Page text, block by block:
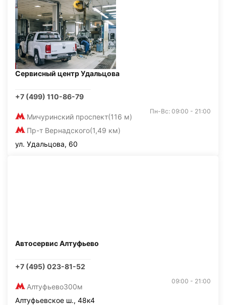
Сервисный центр Удальцова
+7 (499) 110-86-79
Мичуринский проспект(116 м)
Пр-т Вернадского(1,49 км)
Пн-Вс: 09:00 - 21:00
ул. Удальцова, 60
Автосервис Алтуфьево
+7 (495) 023-81-52
Алтуфьево300м
09:00 - 21:00
Алтуфьевское ш., 48к4